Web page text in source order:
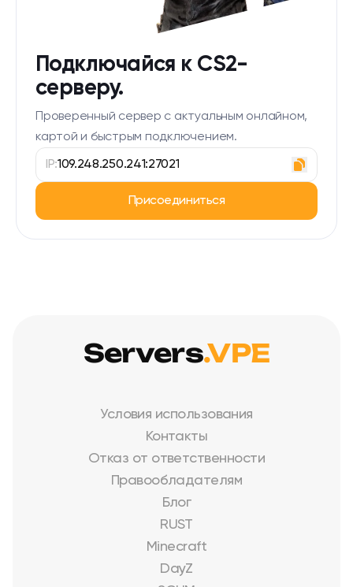
Подключайся к CS2-
серверу.
Проверенный сервер с актуальным онлайном,
картой и быстрым подключением.
IP:109.248.250.241:27021
Присоединиться
Условия использования
Контакты
Отказ от ответственности
Правообладателям
Блог
RUST
Minecraft
DayZ
Servers.VPE